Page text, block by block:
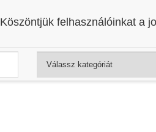
Köszöntjük felhasználóinkat a